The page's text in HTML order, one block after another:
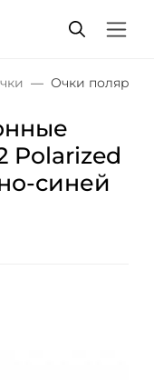
Очки
Polarized
синей